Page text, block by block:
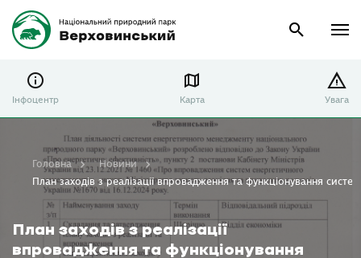
Інфоцентр Карта Увага
План заходів з реалізації
впровадження та функціонування
Головна
Новини
План заходів з реалізації впровадження та функціонування